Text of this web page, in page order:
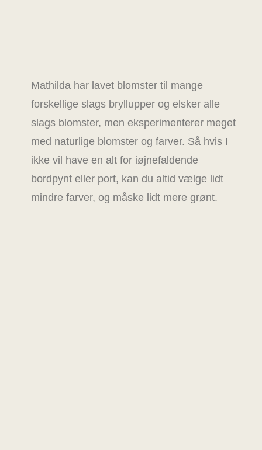
Mathilda har lavet blomster til mange
forskellige slags bryllupper og elsker alle
slags blomster, men eksperimenterer meget
med naturlige blomster og farver. Så hvis I
ikke vil have en alt for iøjnefaldende
bordpynt eller port, kan du altid vælge lidt
mindre farver, og måske lidt mere grønt.